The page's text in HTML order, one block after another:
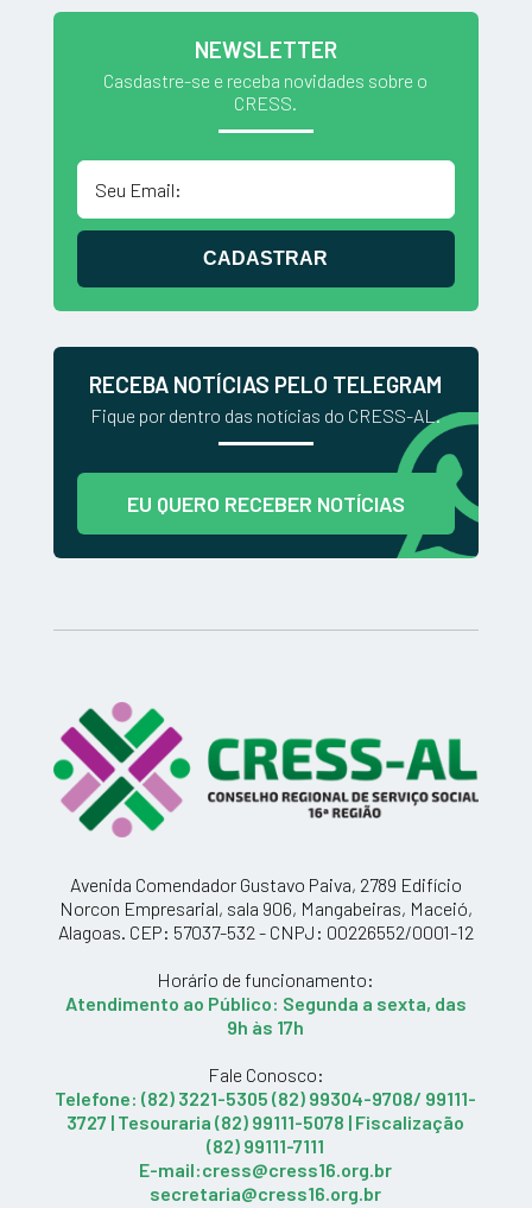
NEWSLETTER
Casdastre-se e receba novidades sobre o
CRESS.
CADASTRAR
RECEBA NOTÍCIAS PELO TELEGRAM
Fique por dentro das notícias do CRESS-AL.
EU QUERO RECEBER NOTÍCIAS
Avenida Comendador Gustavo Paiva, 2789 Edifício
Norcon Empresarial, sala 906, Mangabeiras, Maceió,
Alagoas. CEP: 57037-532 - CNPJ: 00226552/0001-12
Horário de funcionamento:
Atendimento ao Público: Segunda a sexta, das
9h às 17h
Fale Conosco:
Telefone: (82) 3221-5305 (82) 99304-9708/ 99111-
3727 | Tesouraria (82) 99111-5078 | Fiscalização
(82) 99111-7111
E-mail:cress@cress16.org.br
secretaria@cress16.org.br